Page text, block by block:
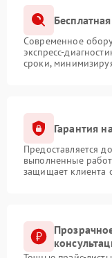
Современное
экспресс-
сроки,
Гарантия
Предоставляется
выполненные
защищает клиента